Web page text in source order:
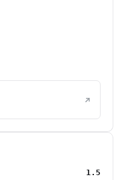
1.5